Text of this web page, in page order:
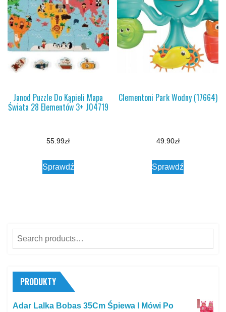
Janod Puzzle Do Kąpieli Mapa
Świata 28 Elementów 3+ J04719
55.99zł
Sprawdź
Clementoni Park Wodny (17664)
49.90zł
Sprawdź
Search
for:
PRODUKTY
Adar Lalka Bobas 35Cm Śpiewa I Mówi Po